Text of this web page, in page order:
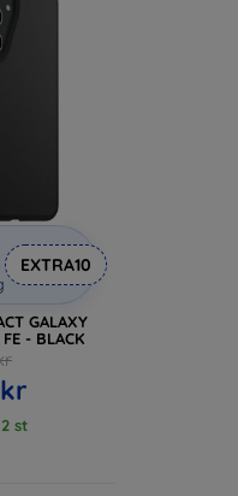
EXTRA10
GALAXY
- BLACK
st